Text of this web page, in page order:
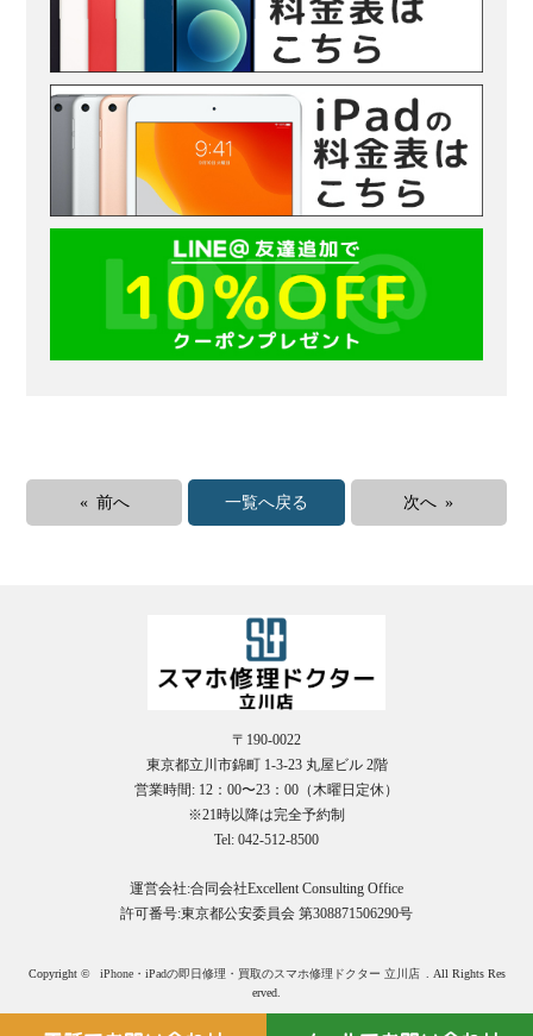
« 前へ 一覧へ戻る 次へ »
〒190-0022
東京都立川市錦町 1-3-23 丸屋ビル 2階
営業時間: 12：00〜23：00（木曜日定休）
※21時以降は完全予約制
Tel: 042-512-8500
運営会社:合同会社Excellent Consulting Office
許可番号:東京都公安委員会 第308871506290号
Copyright © iPhone・iPadの即日修理・買取のスマホ修理ドクター 立川店
. All Rights Res
erved.